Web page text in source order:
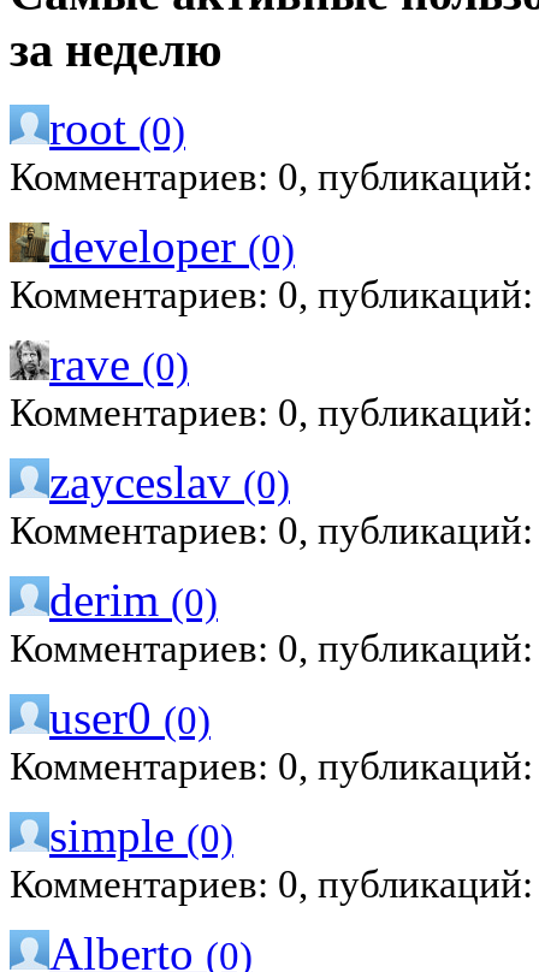
за неделю
root (0)
Комментариев: 0,
developer (0)
Комментариев: 0,
rave (0)
Комментариев: 0,
zayceslav (0)
Комментариев: 0,
derim (0)
Комментариев: 0,
user0 (0)
Комментариев: 0,
simple (0)
Комментариев: 0,
Alberto (0)